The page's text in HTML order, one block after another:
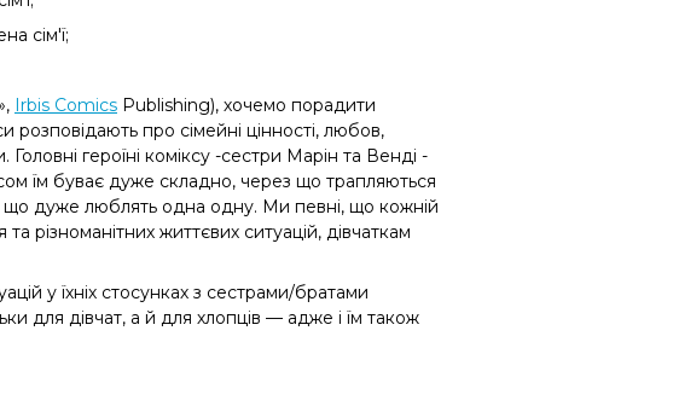
сім'ї;
Irbis Comics Publishing), хочемо порадити
розповідають про сімейні цінності, любов,
героїні коміксу -сестри Марін та Венді -
їм буває дуже складно, через що трапляються
що дуже люблять одна одну. Ми певні, що кожній
різноманітних життєвих ситуацій, дівчаткам
у їхніх стосунках з сестрами/братами
для дівчат, а й для хлопців — адже і їм також